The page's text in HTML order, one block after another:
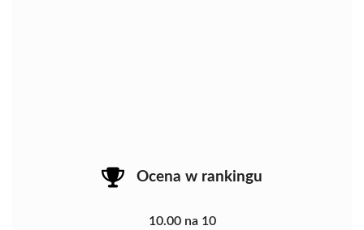
Ocena w rankingu
10.00 na 10